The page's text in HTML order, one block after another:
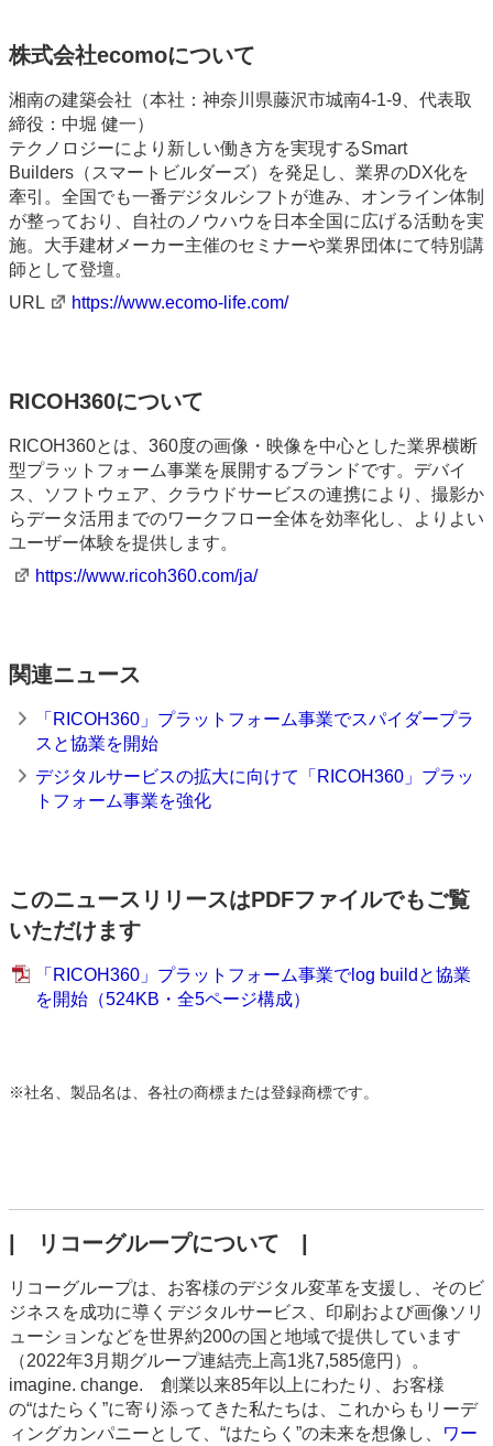
株式会社ecomoについて
湘南の建築会社（本社：神奈川県藤沢市城南4-1-9、代表取
締役：中堀 健一）
テクノロジーにより新しい働き方を実現するSmart
Builders（スマートビルダーズ）を発足し、業界のDX化を
牽引。全国でも一番デジタルシフトが進み、オンライン体制
が整っており、自社のノウハウを日本全国に広げる活動を実
施。大手建材メーカー主催のセミナーや業界団体にて特別講
師として登壇。
URL
https://www.ecomo-life.com/
RICOH360について
RICOH360とは、360度の画像・映像を中心とした業界横断
型プラットフォーム事業を展開するブランドです。デバイ
ス、ソフトウェア、クラウドサービスの連携により、撮影か
らデータ活用までのワークフロー全体を効率化し、よりよい
ユーザー体験を提供します。
https://www.ricoh360.com/ja/
関連ニュース
「RICOH360」プラットフォーム事業でスパイダープラ
スと協業を開始
デジタルサービスの拡大に向けて「RICOH360」プラッ
トフォーム事業を強化
このニュースリリースはPDFファイルでもご覧
いただけます
「RICOH360」プラットフォーム事業でlog buildと協業
を開始（524KB・全5ページ構成）
※社名、製品名は、各社の商標または登録商標です。
| リコーグループについて |
リコーグループは、お客様のデジタル変革を支援し、そのビ
ジネスを成功に導くデジタルサービス、印刷および画像ソリ
ューションなどを世界約200の国と地域で提供しています
（2022年3月期グループ連結売上高1兆7,585億円）。
imagine. change. 創業以来85年以上にわたり、お客様
の“はたらく”に寄り添ってきた私たちは、これからもリーデ
ィングカンパニーとして、“はたらく”の未来を想像し、
ワー